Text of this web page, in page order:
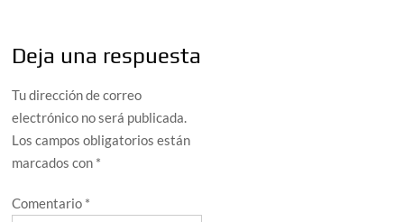
Deja una respuesta
Tu dirección de correo
electrónico no será publicada.
Los campos obligatorios están
marcados con *
Comentario *